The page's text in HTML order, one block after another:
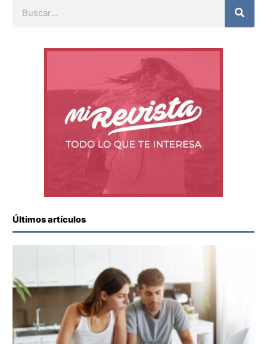
Últimos artículos